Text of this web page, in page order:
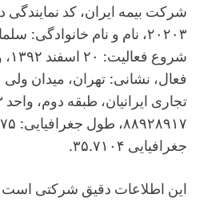
شرکت بیمه ایران، کد
۲۰۲۰۳، نام و نام خانوادگی:
فعال، نشانی: تهران، میدان
جغرافیایی ۳۵.۷۱۰۴.
این اطلاعات دقیق شرکتی است